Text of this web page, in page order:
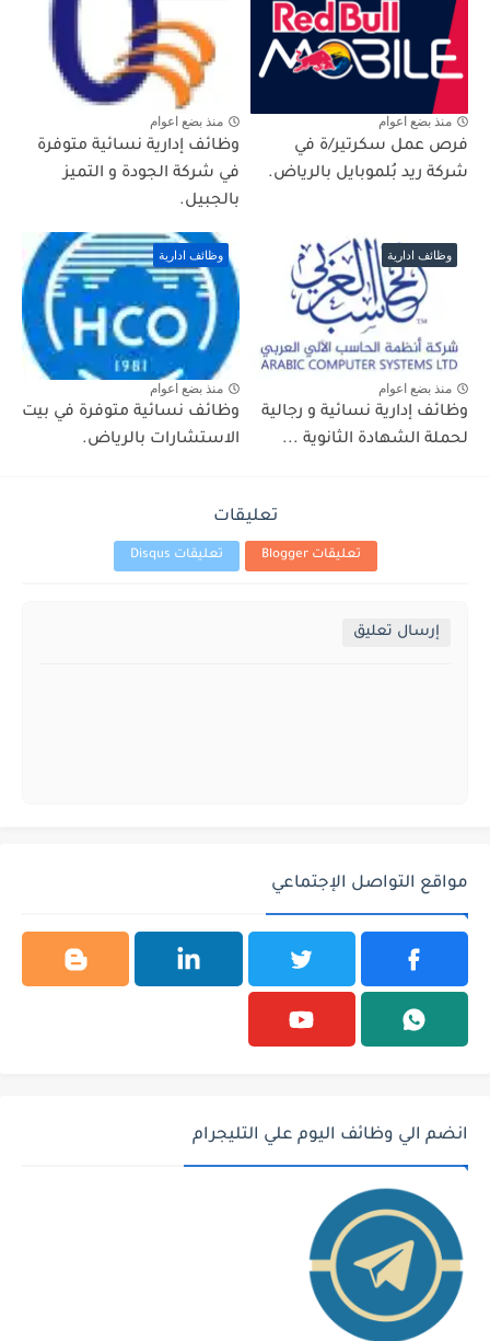
منذ بضع اعوام
فرص عمل سكرتير/ة في
شركة ريد بُلموبايل بالرياض.
منذ بضع اعوام
وظائف إدارية نسائية متوفرة
في شركة الجودة و التميز
بالجبيل.
وظائف ادارية
منذ بضع اعوام
وظائف إدارية نسائية و رجالية
لحملة الشهادة الثانوية ...
وظائف ادارية
منذ بضع اعوام
وظائف نسائية متوفرة في بيت
الاستشارات بالرياض.
تعليقات
تعليقات Blogger تعليقات Disqus
إرسال تعليق
مواقع التواصل الإجتماعي
انضم الي وظائف اليوم علي التليجرام